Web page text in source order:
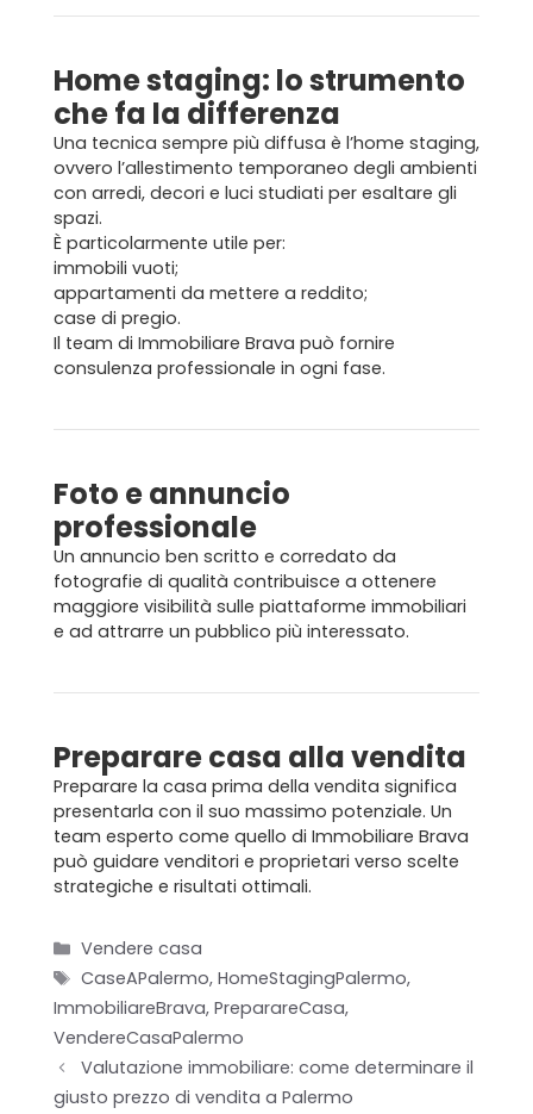
Il team
Servizi per gli agenti
I nostri immobili
Blog
Home staging: lo strumento
che fa la differenza
Una tecnica sempre più diffusa è l’home staging,
ovvero l’allestimento temporaneo degli ambienti
con arredi, decori e luci studiati per esaltare gli
spazi.
È particolarmente utile per:
immobili vuoti;
appartamenti da mettere a reddito;
case di pregio.
Il team di Immobiliare Brava può fornire
consulenza professionale in ogni fase.
Foto e annuncio
professionale
Un annuncio ben scritto e corredato da
fotografie di qualità contribuisce a ottenere
maggiore visibilità sulle piattaforme immobiliari
e ad attrarre un pubblico più interessato.
Preparare casa alla vendita
Preparare la casa prima della vendita significa
presentarla con il suo massimo potenziale. Un
team esperto come quello di Immobiliare Brava
può guidare venditori e proprietari verso scelte
strategiche e risultati ottimali.
Categorie
Vendere casa
Tag
CaseAPalermo,HomeStagingPalermo,
ImmobiliareBrava, PreparareCasa,
VendereCasaPalermo
Valutazione immobiliare: come determinare il
giusto prezzo di vendita a Palermo